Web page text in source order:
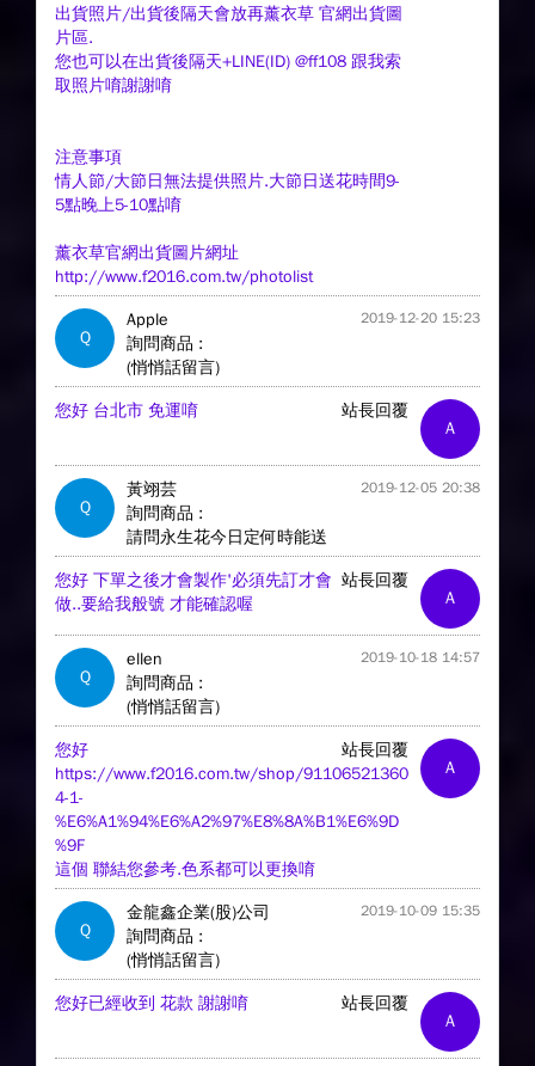
出貨照片/出貨後隔天會放再薰衣草 官網出貨圖
片區.
您也可以在出貨後隔天+LINE(ID) @ff108 跟我索
取照片唷謝謝唷
注意事項
情人節/大節日無法提供照片.大節日送花時間9-
5點晚上5-10點唷
薰衣草官網出貨圖片網址
http://www.f2016.com.tw/photolist
Q
Apple 2019-12-20 15:23
詢問商品 :
(悄悄話留言)
A
站長回覆
您好 台北市 免運唷
Q
黃翊芸 2019-12-05 20:38
詢問商品 :
請問永生花今日定何時能送
A
站長回覆
您好 下單之後才會製作'必須先訂才會
做..要給我般號 才能確認喔
Q
ellen 2019-10-18 14:57
詢問商品 :
(悄悄話留言)
A
站長回覆
您好
https://www.f2016.com.tw/shop/91106521360
4-1-
%E6%A1%94%E6%A2%97%E8%8A%B1%E6%9D
%9F
這個 聯結您參考.色系都可以更換唷
Q
金龍鑫企業(股)公司 2019-10-09 15:35
詢問商品 :
(悄悄話留言)
A
站長回覆
您好已經收到 花款 謝謝唷